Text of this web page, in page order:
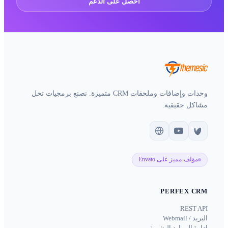
وحدات وإضافات وملحقات CRM متميزة. نصنع برمجيات تحل